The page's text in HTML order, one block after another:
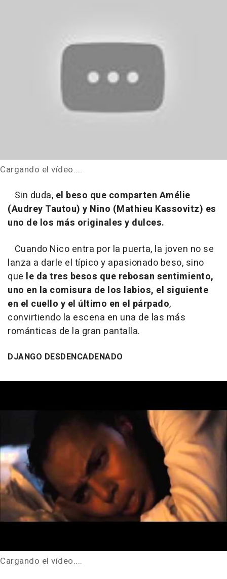
Cargando el vídeo....
Sin duda, el beso que comparten Amélie
(Audrey Tautou) y Nino (Mathieu Kassovitz) es
uno de los más originales y dulces.
Cuando Nico entra por la puerta, la joven no se
lanza a darle el típico y apasionado beso, sino
que le da tres besos que rebosan sentimiento,
uno en la comisura de los labios, el siguiente
en el cuello y el último en el párpado,
convirtiendo la escena en una de las más
románticas de la gran pantalla.
DJANGO DESDENCADENADO
Cargando el vídeo....